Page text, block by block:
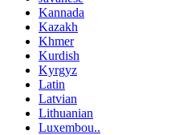
Kannada
Kazakh
Khmer
Kurdish
Kyrgyz
Latin
Latvian
Lithuanian
Luxembou..